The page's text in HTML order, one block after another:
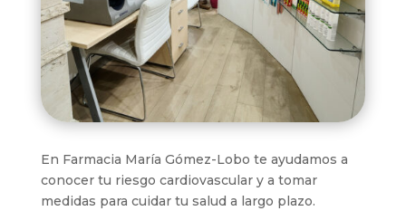
En Farmacia María Gómez-Lobo te ayudamos a
conocer tu riesgo cardiovascular y a tomar
medidas para cuidar tu salud a largo plazo.